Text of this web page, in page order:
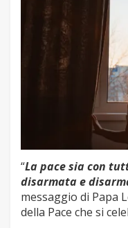
“La pace sia con
disarmata e
messaggio di Papa
della Pace che si